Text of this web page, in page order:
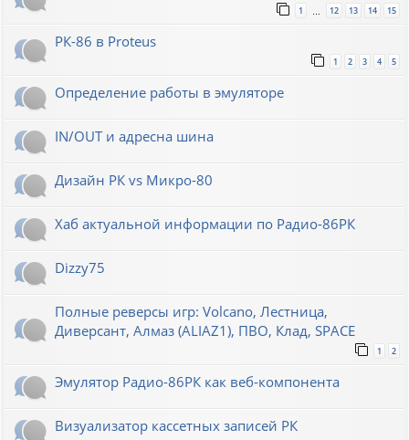
1 … 12 13 14 15
РК-86 в Proteus
1 2 3 4 5
Определение работы в эмуляторе
IN/OUT и адресна шина
Дизайн РК vs Микро-80
Хаб актуальной информации по Радио-86РК
Dizzy75
Полные реверсы игр: Volcano, Лестница,
Диверсант, Алмаз (ALIAZ1), ПВО, Клад, SPACE
1 2
Эмулятор Радио-86РК как веб-компонента
Визуализатор кассетных записей РК